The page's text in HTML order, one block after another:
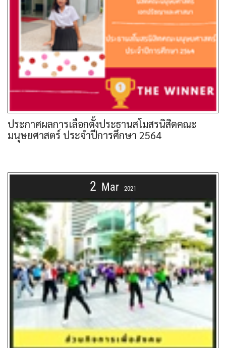
ประกาศผลการเลือกตั้งประธานสโมสรนิสิตคณะ
มนุษยศาสตร์ ประจำปีการศึกษา 2564
2 Mar 2021